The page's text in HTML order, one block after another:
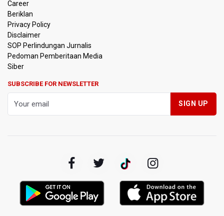
Pramono Kembalikan Nama Stasiun LRT Pegangsaan 2
Menjadi Kelapa Gading
Pemerintah Siapkan Stimulus Hadapi Dampak El Nino
Korlantas Catat 16.812 Pelanggaran Plat Nomor Terekam
Berunjuk Rasa
Nadiem Makarim Jalani Sidang Banding Perdana Kasus
pada ETLE
Career
Beriklan
Privacy Policy
Disclaimer
SOP Perlindungan Jurnalis
Pedoman Pemberitaan Media
Siber
SUBSCRIBE FOR NEWSLETTER